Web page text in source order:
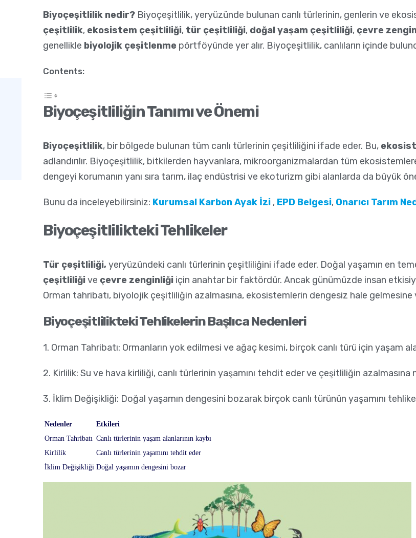
Biyoçeşitlilik nedir? Biyoçeşitlilik, yeryüzünde bulunan canlı türlerinin, genlerin ve
çeşitlilik, ekosistem çeşitliliği, tür çeşitliliği, doğal yaşam çeşitliliği, çevre
genellikle biyolojik çeşitlenme pörtföyünde yer alır. Biyoçeşitlilik, canlıların içinde
Contents:
Biyoçeşitliliğin Tanımı ve Önemi
Biyoçeşitlilik, bir bölgede bulunan tüm canlı türlerinin çeşitliliğini ifade eder. Bu,
adlandırılır. Biyoçeşitlilik, bitkilerden hayvanlara, mikroorganizmalardan tüm
dengeyi korumanın yanı sıra tarım, ilaç endüstrisi ve ekoturizm gibi alanlarda da büyük
Bunu da inceleyebilirsiniz: Kurumsal Karbon Ayak İzi , EPD Belgesi, Onarıcı Tarım
Biyoçeşitlilikteki Tehlikeler
Tür çeşitliliği,yeryüzündeki canlı türlerinin çeşitliliğini ifade eder. Doğal yaşamın en
çeşitliliğive çevre zenginliği için anahtar bir faktördür. Ancak günümüzde insan
Orman tahribatı, biyolojik çeşitliliğin azalmasına, ekosistemlerin dengesiz hale gelmesine
Biyoçeşitlilikteki Tehlikelerin Başlıca Nedenleri
1. Orman Tahribatı: Ormanların yok edilmesi ve ağaç kesimi, birçok canlı türü için yaşam
2. Kirlilik: Su ve hava kirliliği, canlı türlerinin yaşamını tehdit eder ve çeşitliliğin azalmasına
3. İklim Değişikliği: Doğal yaşamın dengesini bozarak birçok canlı türünün yaşamını
Nedenler
Etkileri
Orman Tahribatı Canlı türlerinin yaşam alanlarının kaybı
Kirlilik
Canlı türlerinin yaşamını tehdit eder
İklim Değişikliği Doğal yaşamın dengesini bozar